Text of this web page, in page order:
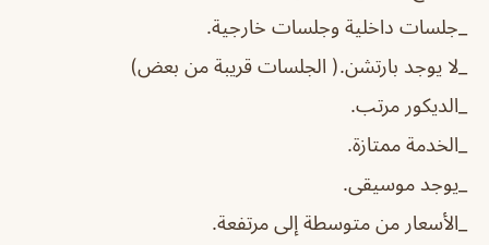
_جلسات داخلية وجلسات خارجية.
_لا يوجد بارتشن.( الجلسات قريبة من بعض)
_الديكور مرتب.
_الخدمة ممتازة.
_يوجد موسيقى.
_الأسعار من متوسطة إلى مرتفعة.